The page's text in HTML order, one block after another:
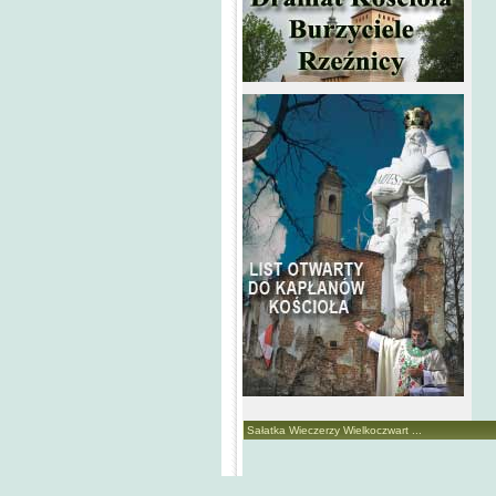
Sałatka Wieczerzy Wielkoczwart ...